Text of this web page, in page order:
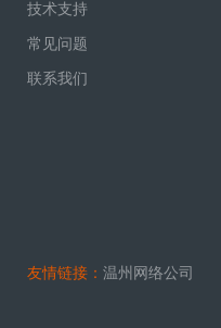
技术支持
常见问题
联系我们
友情链接： 温州网络公司